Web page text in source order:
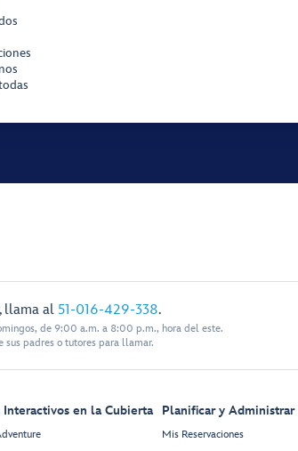
llama al 51-016-429-338.
de 9:00 a.m. a 8:00 p.m., hora del este.
sus padres o tutores para llamar.
Interactivos en la Cubierta Planificar y Administrar
Mis Reservaciones